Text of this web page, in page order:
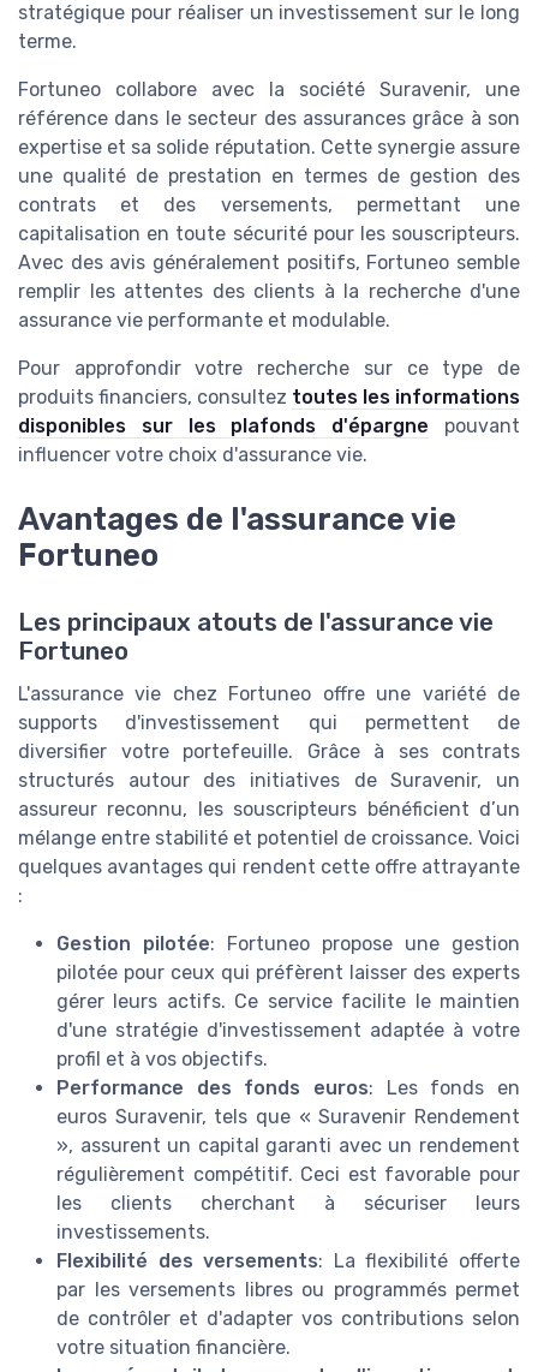
stratégique pour réaliser un investissement sur le long
terme.
Fortuneo collabore avec la société Suravenir, une
référence dans le secteur des assurances grâce à son
expertise et sa solide réputation. Cette synergie assure
une qualité de prestation en termes de gestion des
contrats et des versements, permettant une
capitalisation en toute sécurité pour les souscripteurs.
Avec des avis généralement positifs, Fortuneo semble
remplir les attentes des clients à la recherche d'une
assurance vie performante et modulable.
Pour approfondir votre recherche sur ce type de
produits financiers, consultez toutes les informations
disponibles sur les plafonds d'épargne pouvant
influencer votre choix d'assurance vie.
Avantages de l'assurance vie
Fortuneo
Les principaux atouts de l'assurance vie
Fortuneo
L'assurance vie chez Fortuneo offre une variété de
supports d'investissement qui permettent de
diversifier votre portefeuille. Grâce à ses contrats
structurés autour des initiatives de Suravenir, un
assureur reconnu, les souscripteurs bénéficient d’un
mélange entre stabilité et potentiel de croissance. Voici
quelques avantages qui rendent cette offre attrayante
:
Gestion pilotée: Fortuneo propose une gestion
pilotée pour ceux qui préfèrent laisser des experts
gérer leurs actifs. Ce service facilite le maintien
d'une stratégie d'investissement adaptée à votre
profil et à vos objectifs.
Performance des fonds euros: Les fonds en
euros Suravenir, tels que « Suravenir Rendement
», assurent un capital garanti avec un rendement
régulièrement compétitif. Ceci est favorable pour
les clients cherchant à sécuriser leurs
investissements.
Flexibilité des versements: La flexibilité offerte
par les versements libres ou programmés permet
de contrôler et d'adapter vos contributions selon
votre situation financière.